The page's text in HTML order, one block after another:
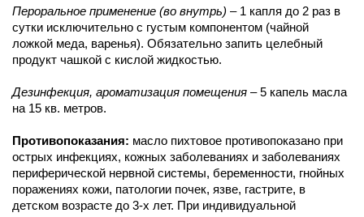
Пероральное применение (во внутрь) – 1 капля до 2 раз в
сутки исключительно с густым компонентом (чайной
ложкой меда, варенья). Обязательно запить целебный
продукт чашкой с кислой жидкостью.
Дезинфекция, ароматизация помещения – 5 капель масла
на 15 кв. метров.
Противопоказания: масло пихтовое противопоказано при
острых инфекциях, кожных заболеваниях и заболеваниях
периферической нервной системы, беременности, гнойных
поражениях кожи, патологии почек, язве, гастрите, в
детском возрасте до 3-х лет. При индивидуальной